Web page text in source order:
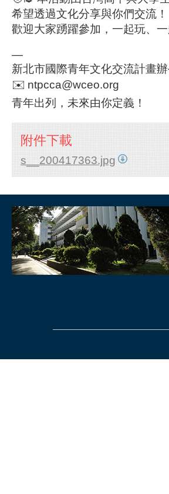
希望透過文化分享與你們交流！
歡迎大家踴躍參加，一起玩、一
—
新北市國際青年文化交流計畫
✉️ ntpcca@wceo.org
青年出列，未來由你定義！
附件下載
s__200417363.jpg